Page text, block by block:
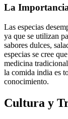
La
Las especias
ya que se utilizan
sabores dulces,
especias se cree
medicina
la comida india es
conocimiento.
Cultura y